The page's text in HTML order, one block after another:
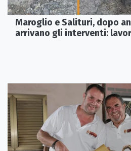
Maroglio e Salituri, dopo
arrivano gli interventi: